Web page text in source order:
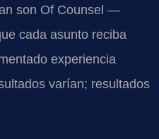
son Of Counsel —
cada asunto reciba
experiencia
varían; resultados